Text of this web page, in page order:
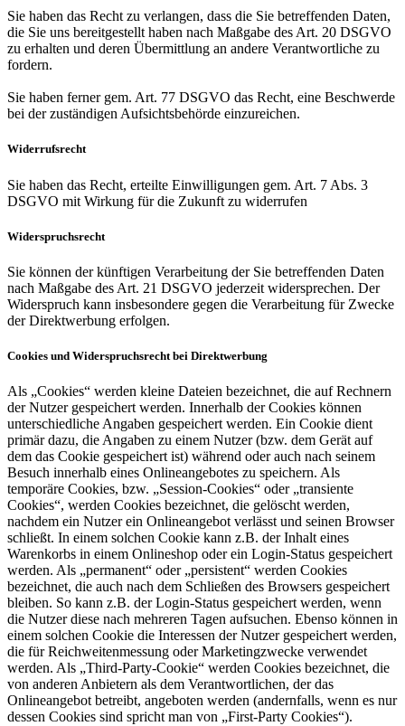
Sie haben das Recht zu verlangen, dass die Sie betreffenden Daten,
die Sie uns bereitgestellt haben nach Maßgabe des Art. 20 DSGVO
zu erhalten und deren Übermittlung an andere Verantwortliche zu
fordern.
Sie haben ferner gem. Art. 77 DSGVO das Recht, eine Beschwerde
bei der zuständigen Aufsichtsbehörde einzureichen.
Widerrufsrecht
Sie haben das Recht, erteilte Einwilligungen gem. Art. 7 Abs. 3
DSGVO mit Wirkung für die Zukunft zu widerrufen
Widerspruchsrecht
Sie können der künftigen Verarbeitung der Sie betreffenden Daten
nach Maßgabe des Art. 21 DSGVO jederzeit widersprechen. Der
Widerspruch kann insbesondere gegen die Verarbeitung für Zwecke
der Direktwerbung erfolgen.
Cookies und Widerspruchsrecht bei Direktwerbung
Als „Cookies“ werden kleine Dateien bezeichnet, die auf Rechnern
der Nutzer gespeichert werden. Innerhalb der Cookies können
unterschiedliche Angaben gespeichert werden. Ein Cookie dient
primär dazu, die Angaben zu einem Nutzer (bzw. dem Gerät auf
dem das Cookie gespeichert ist) während oder auch nach seinem
Besuch innerhalb eines Onlineangebotes zu speichern. Als
temporäre Cookies, bzw. „Session-Cookies“ oder „transiente
Cookies“, werden Cookies bezeichnet, die gelöscht werden,
nachdem ein Nutzer ein Onlineangebot verlässt und seinen Browser
schließt. In einem solchen Cookie kann z.B. der Inhalt eines
Warenkorbs in einem Onlineshop oder ein Login-Status gespeichert
werden. Als „permanent“ oder „persistent“ werden Cookies
bezeichnet, die auch nach dem Schließen des Browsers gespeichert
bleiben. So kann z.B. der Login-Status gespeichert werden, wenn
die Nutzer diese nach mehreren Tagen aufsuchen. Ebenso können in
einem solchen Cookie die Interessen der Nutzer gespeichert werden,
die für Reichweitenmessung oder Marketingzwecke verwendet
werden. Als „Third-Party-Cookie“ werden Cookies bezeichnet, die
von anderen Anbietern als dem Verantwortlichen, der das
Onlineangebot betreibt, angeboten werden (andernfalls, wenn es nur
dessen Cookies sind spricht man von „First-Party Cookies“).